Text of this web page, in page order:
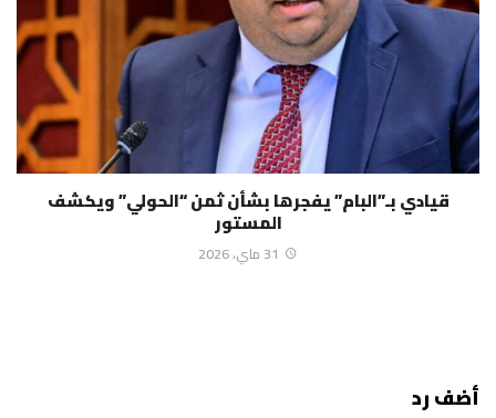
قيادي بـ”البام” يفجرها بشأن ثمن “الحولي” ويكشف
المستور
31 ماي، 2026
أضف رد